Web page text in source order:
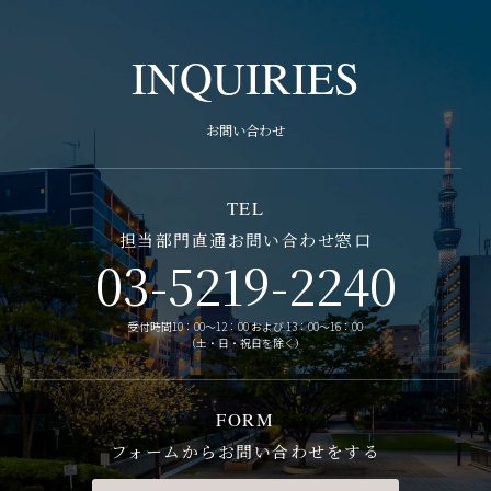
INQUIRIES
お問い合わせ
TEL
担当部門直通お問い合わせ窓口
03-5219-2240
受付時間10：00～12：00 および 13：00～16：00
（土・日・祝日を除く）
FORM
フォームからお問い合わせをする